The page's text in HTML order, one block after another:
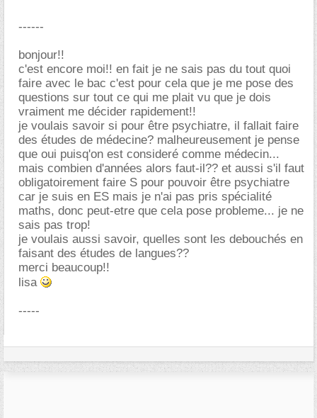
------
bonjour!!
c'est encore moi!! en fait je ne sais pas du tout quoi
faire avec le bac c'est pour cela que je me pose des
questions sur tout ce qui me plait vu que je dois
vraiment me décider rapidement!!
je voulais savoir si pour être psychiatre, il fallait faire
des études de médecine? malheureusement je pense
que oui puisq'on est consideré comme médecin...
mais combien d'années alors faut-il?? et aussi s'il faut
obligatoirement faire S pour pouvoir être psychiatre
car je suis en ES mais je n'ai pas pris spécialité
maths, donc peut-etre que cela pose probleme... je ne
sais pas trop!
je voulais aussi savoir, quelles sont les debouchés en
faisant des études de langues??
merci beaucoup!!
lisa
-----